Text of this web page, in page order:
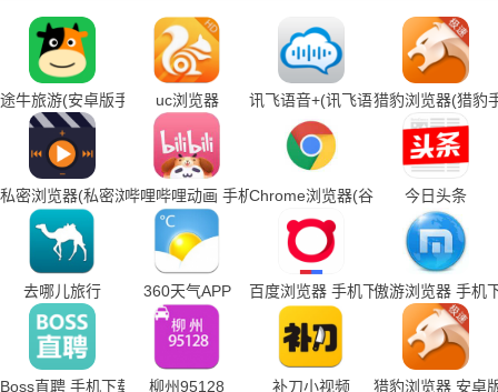
途牛旅游(安卓版手机下载)uc浏览器 讯飞语音+(讯飞语音输入法手机下
猎豹浏览器(猎豹
私密浏览器(私密浏览器手机下载)
哔哩哔哩动画 手机下载Chrome浏览器(谷歌浏览器手机下
今日头条
去哪儿旅行 360天气APP 百度浏览器 手机下载傲游浏览器 手机
Boss直聘 手机下载 柳州95128 补刀小视频 猎豹浏览器 安卓